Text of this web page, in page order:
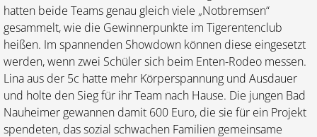
hatten beide Teams genau gleich viele „Notbremsen“
gesammelt, wie die Gewinnerpunkte im Tigerentenclub
heißen. Im spannenden Showdown können diese eingesetzt
werden, wenn zwei Schüler sich beim Enten-Rodeo messen.
Lina aus der 5c hatte mehr Körperspannung und Ausdauer
und holte den Sieg für ihr Team nach Hause. Die jungen Bad
Nauheimer gewannen damit 600 Euro, die sie für ein Projekt
spendeten, das sozial schwachen Familien gemeinsame